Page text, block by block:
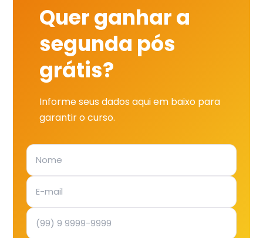
Quer ganhar a
segunda pós
grátis?
Informe seus dados aqui em baixo para
garantir o curso.